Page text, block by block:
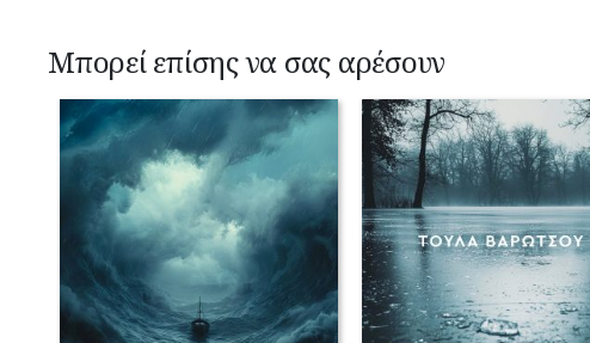
Μπορεί επίσης να σας αρέσουν